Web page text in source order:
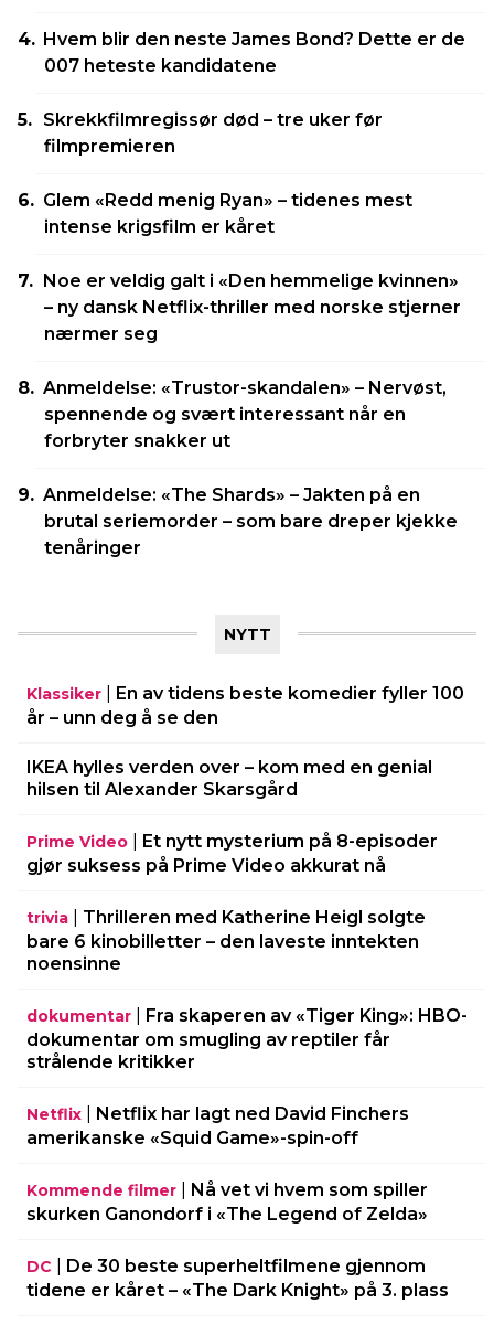
Hvem blir den neste James Bond? Dette er de
007 heteste kandidatene
Skrekkfilmregissør død – tre uker før
filmpremieren
Glem «Redd menig Ryan» – tidenes mest
intense krigsfilm er kåret
Noe er veldig galt i «Den hemmelige kvinnen»
– ny dansk Netflix-thriller med norske stjerner
nærmer seg
Anmeldelse: «Trustor-skandalen» – Nervøst,
spennende og svært interessant når en
forbryter snakker ut
Anmeldelse: «The Shards» – Jakten på en
brutal seriemorder – som bare dreper kjekke
tenåringer
NYTT
Klassiker
En av tidens beste komedier fyller 100
år – unn deg å se den
IKEA hylles verden over – kom med en genial
hilsen til Alexander Skarsgård
Prime Video
Et nytt mysterium på 8-episoder
gjør suksess på Prime Video akkurat nå
trivia
Thrilleren med Katherine Heigl solgte
bare 6 kinobilletter – den laveste inntekten
noensinne
dokumentar
Fra skaperen av «Tiger King»: HBO-
dokumentar om smugling av reptiler får
strålende kritikker
Netflix
Netflix har lagt ned David Finchers
amerikanske «Squid Game»-spin-off
Kommende filmer
Nå vet vi hvem som spiller
skurken Ganondorf i «The Legend of Zelda»
DC
De 30 beste superheltfilmene gjennom
tidene er kåret – «The Dark Knight» på 3. plass